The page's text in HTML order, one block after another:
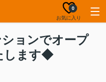
お気に入り
0
ョンでオープ
します◆